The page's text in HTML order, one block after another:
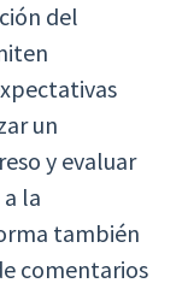
del
un
y evaluar
la
también
comentarios